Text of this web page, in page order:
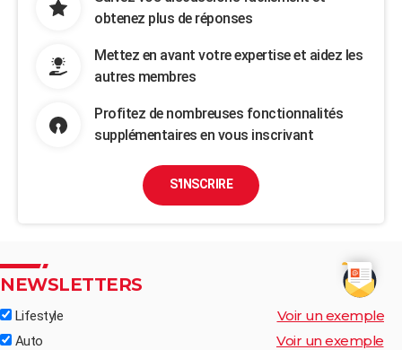
obtenez plus de réponses
Mettez en avant votre expertise et aidez les
autres membres
Profitez de nombreuses fonctionnalités
supplémentaires en vous inscrivant
S'INSCRIRE
NEWSLETTERS
Lifestyle Voir un exemple
Auto Voir un exemple